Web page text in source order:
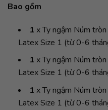
Bao gồm
1 x Ty ngậm Núm
Latex Size 1 (từ 0-6
1 x Ty ngậm Núm
Latex Size 1 (từ 0-6
1 x Ty ngậm Núm
Latex Size 1 (từ 0-6